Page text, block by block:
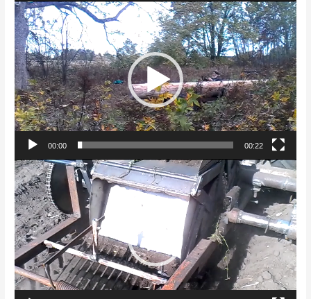
Videoesitaja
00:00 00:22
Videoesitaja